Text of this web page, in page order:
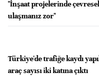
"İnşaat projelerinde
ulaşmanız zor"
Türkiye'de trafiğe kaydı
araç sayısı iki katına çıktı